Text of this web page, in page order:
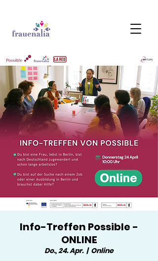
Info-Treffen Possible -
ONLINE
Do., 24. Apr.
  |
Online